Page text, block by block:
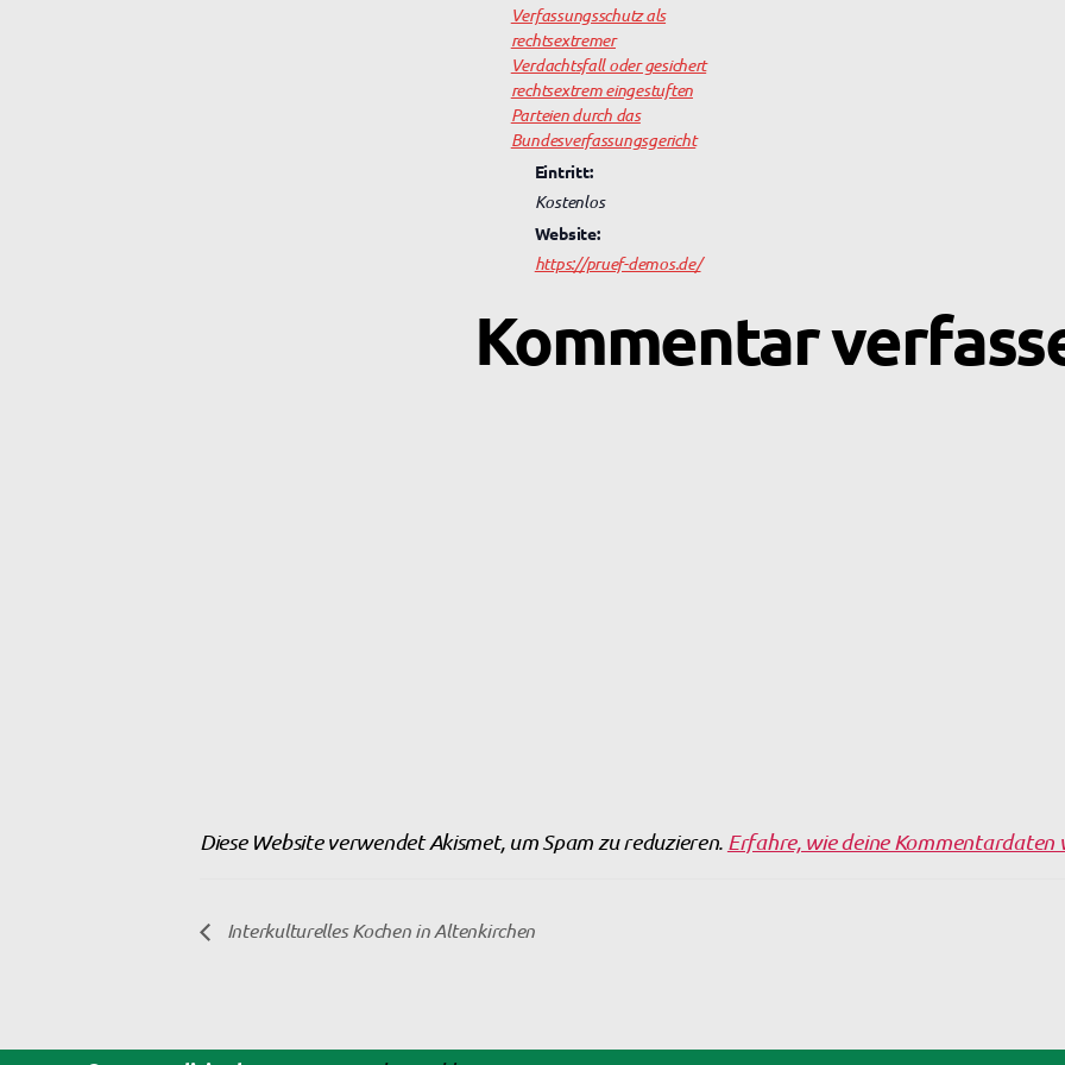
Verfassungsschutz als
rechtsextremer
Verdachtsfall oder gesichert
rechtsextrem eingestuften
Parteien durch das
Bundesverfassungsgericht
Eintritt:
Kostenlos
Website:
https://pruef-demos.de/
Kommentar
Diese Website verwendet Akismet, um Spam zu reduzieren. Erfahre, wie deine Kommentardaten
Interkulturelles Kochen in Altenkirchen